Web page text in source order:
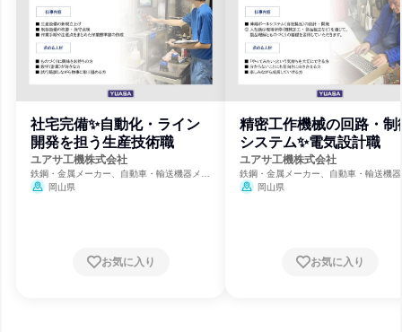
社宅完備✨自動化・ライン
開発を担う生産技術職
ユアサ工機株式会社
鉄鋼・金属メーカー、自動車・輸送機器メー
カー、建設・修理・メンテナンスサービス
岡山県
お気に入り
精密工作機械の回路・制
システム✨電気設計職
ユアサ工機株式会社
鉄鋼・金属メーカー、自動車・輸送機
カー、建設・修理・メンテナンスサー
岡山県
お気に入り